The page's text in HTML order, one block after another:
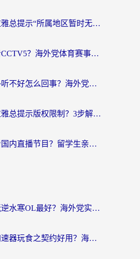
海外听喜马拉雅总提示“所属地区暂时无版权”？这个限制解除方法亲测有效！
在韩国怎么看CCTV5？海外党体育赛事+中文解说观看终极指南
咪咕音乐国外听不好怎么回事？海外党听歌自由的终极解决方案来了
海外听喜马拉雅总提示版权限制？3步解决+2个音乐平台问题全攻略
在国外如何看国内直播节目？留学生亲测有效的追剧加速指南
哪款加速器玩逆水寒OL最好？海外党实测后的终极选择指南
在国外什么加速器玩食之契约好用？海外党亲测有效的国服游戏加速指南